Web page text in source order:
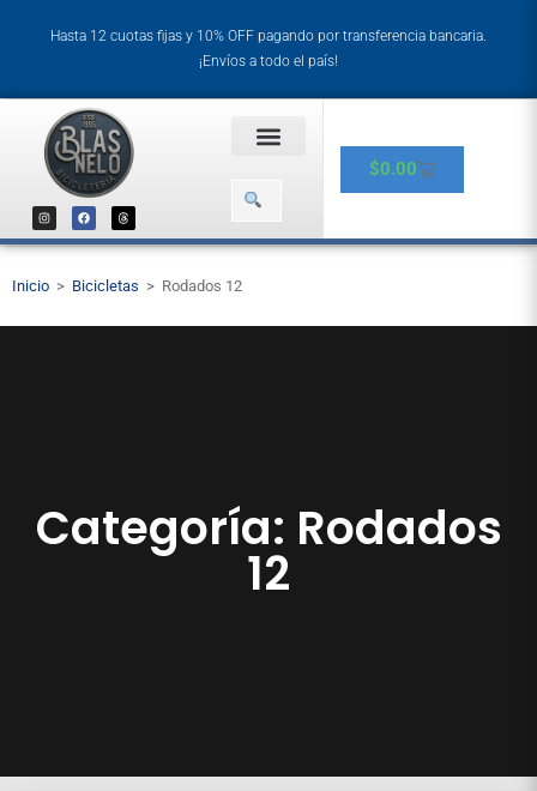
Hasta 12 cuotas fijas y 10% OFF pagando por transferencia bancaria.
¡Envíos a todo el país!
$0.00
Inicio > Bicicletas > Rodados 12
Categoría: Rodados
12